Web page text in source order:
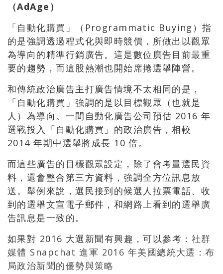
（AdAge）
「自動化購買」（Programmatic Buying）指
的是強調透過程式化與即時競價，所做出以觀眾
為導向的精準行銷廣告。這是數位廣告目前最重
要的趨勢，而這股熱潮也開始席捲選舉陣營。
和傳統政治廣告主打廣告情境不太相同的是，
「自動化購買」強調的是以目標觀眾（也就是
人）為導向。一間自動化廣告公司預估 2016 年
選戰投入「自動化購買」的政治廣告，相較
2014 年期中選舉將成長 10 倍。
而這些廣告的目標觀眾設定，除了會考量選民資
料，還會整合第三方資料，強調全方位訊息放
送。舉例來說，選民接到的候選人拉票電話、收
到的選舉文宣電子郵件，和網路上看到的選舉廣
告訊息是一致的。
如果對 2016 大選新聞有興趣，可以參考： 社群
媒體 Snapchat 進軍 2016 年美國總統大選：布
局政治新聞的優勢與策略